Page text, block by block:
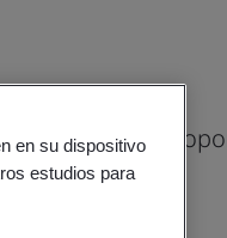
riesgos y las
en su dispositivo
estudios para